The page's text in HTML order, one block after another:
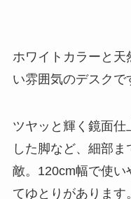
ホワイトカラーと天
い雰囲気のデスクで
ツヤッと輝く鏡面仕
した脚など、細部
敵。120cm幅で使い
てゆとりがあります。